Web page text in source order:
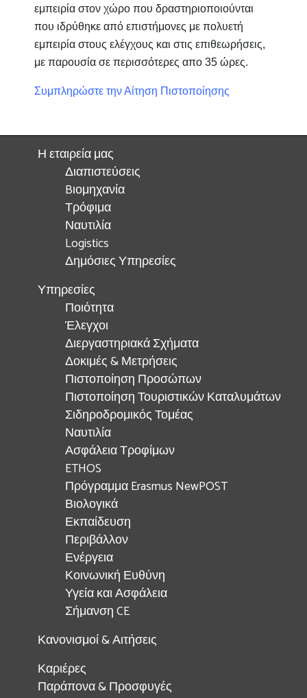
εμπειρία στον χώρο που δραστηριοποιούνται
που ιδρύθηκε από επιστήμονες με πολυετή
εμπειρία στους ελέγχους και στις επιθεωρήσεις,
με παρουσία σε περισσότερες απο 35 ώρες.
Συμπληρώστε την Αίτηση Πιστοποίησης
Η εταιρεία μας
Διαπιστεύσεις
Bιομηχανία
Τρόφιμα
Ναυτιλία
Logistics
Δημόσιες Υπηρεσίες
Υπηρεσίες
Ποιότητα
Έλεγχοι
Διεργαστηριακά Σχήματα
Δοκιμές & Μετρήσεις
Πιστοποίηση Προσώπων
Πιστοποίηση Τουριστικών Καταλυμάτων
Σιδηροδρομικός Τομέας
Ναυτιλία
Ασφάλεια Τροφίμων
ETHOS
Πρόγραμμα Erasmus NewPOST
Βιολογικά
Εκπαίδευση
Περιβάλλον
Ενέργεια
Κοινωνική Ευθύνη
Υγεία και Ασφάλεια
Σήμανση CE
Κανονισμοί & Αιτήσεις
Καριέρες
Παράπονα & Προσφυγές